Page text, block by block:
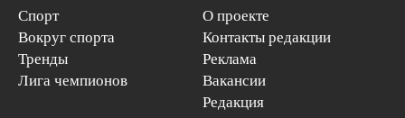
Спорт
Вокруг спорта
Тренды
Лига чемпионов
О проекте
Контакты редакции
Реклама
Вакансии
Редакция